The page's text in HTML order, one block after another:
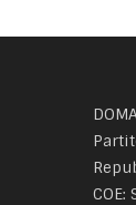
COE: